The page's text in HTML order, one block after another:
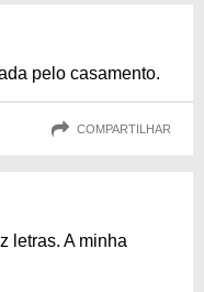
pelo casamento.
COMPARTILHAR
letras. A minha